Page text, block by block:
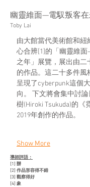
幽靈維面—電馭叛客
Toby Lai
由大館當代美術館和紐
心合辨[1]的「幽靈維
之年」展覽，展出由二
的作品。這二十多件風
呈現了cyberpunk這個
向。 下文將會集中討
樹(Hiroki Tsukuda)的《
2019年創作的作品。
Show More
導師評語：​
[1] 辦
[2] 作品形容得不錯
[3] 觀察得好
[4] 象